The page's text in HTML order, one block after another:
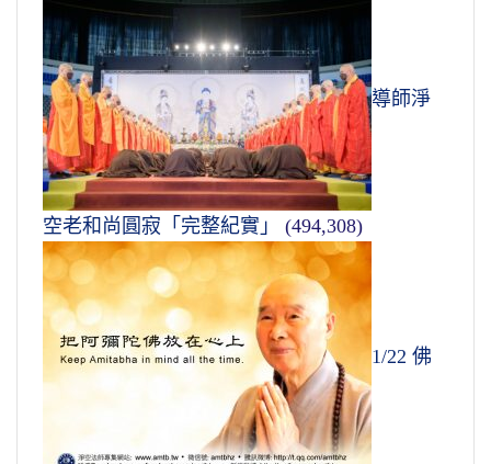
導師淨
空老和尚圓寂「完整紀實」 (494,308)
1/22 佛